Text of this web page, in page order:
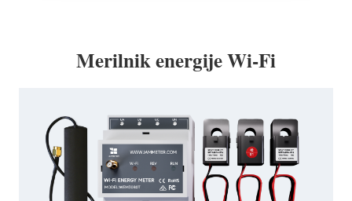
Merilnik energije Wi-Fi